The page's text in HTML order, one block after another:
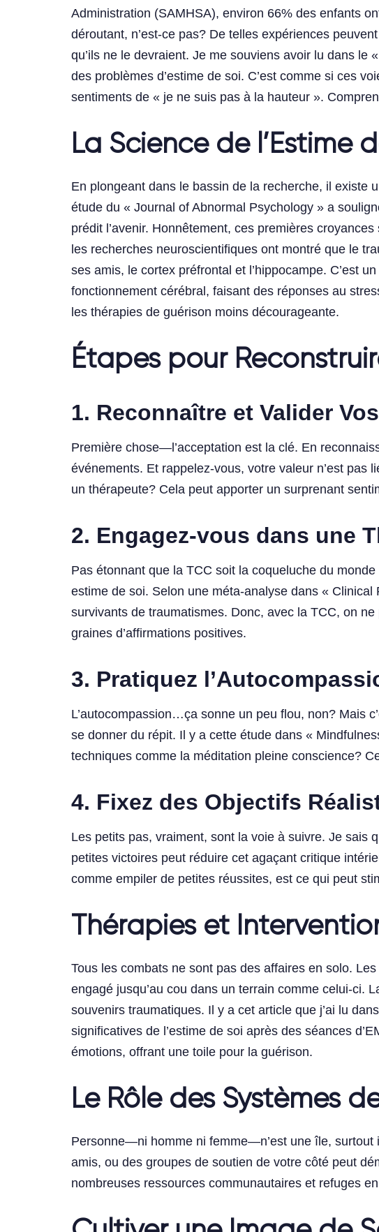
Administration (SAMHSA), environ 66% des enfants
déroutant, n’est-ce pas? De telles expériences
qu’ils ne le devraient. Je me souviens avoir lu dans
des problèmes d’estime de soi. C’est comme si ces
sentiments de « je ne suis pas à la hauteur ».
La Science de l’Estime
En plongeant dans le bassin de la recherche, il existe
étude du « Journal of Abnormal Psychology » a
prédit l’avenir. Honnêtement, ces premières
les recherches neuroscientifiques ont montré que le
ses amis, le cortex préfrontal et l’hippocampe. C’est
fonctionnement cérébral, faisant des réponses au
les thérapies de guérison moins décourageante.
Étapes pour
1. Reconnaître et Valider
Première chose—l’acceptation est la clé. En
événements. Et rappelez-vous, votre valeur n’est pas
un thérapeute? Cela peut apporter un surprenant
2. Engagez-vous dans une
Pas étonnant que la TCC soit la coqueluche du
estime de soi. Selon une méta-analyse dans «
survivants de traumatismes. Donc, avec la TCC, on
graines d’affirmations positives.
3. Pratiquez
L’autocompassion…ça sonne un peu flou, non? Mais
se donner du répit. Il y a cette étude dans «
techniques comme la méditation pleine conscience?
4. Fixez des Objectifs
Les petits pas, vraiment, sont la voie à suivre. Je sais
petites victoires peut réduire cet agaçant critique
comme empiler de petites réussites, est ce qui peut
Thérapies et
Tous les combats ne sont pas des affaires en solo.
engagé jusqu’au cou dans un terrain comme celui-ci.
souvenirs traumatiques. Il y a cet article que j’ai lu
significatives de l’estime de soi après des séances
émotions, offrant une toile pour la guérison.
Le Rôle des Systèmes
Personne—ni homme ni femme—n’est une île, surtout
amis, ou des groupes de soutien de votre côté peut
nombreuses ressources communautaires et refuges